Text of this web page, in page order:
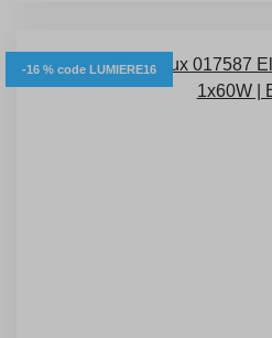
-16 % code LUMIERE16